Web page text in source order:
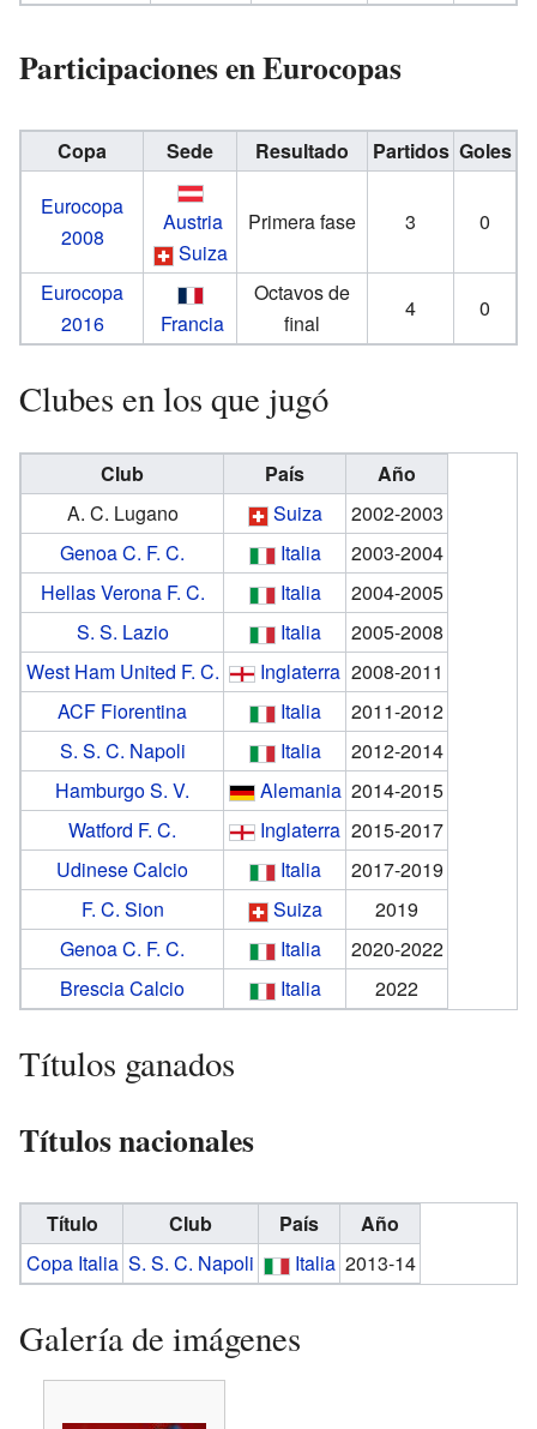
Participaciones en Eurocopas
Copa Sede Resultado Partidos Goles
Eurocopa
2008
Austria
Suiza
Primera fase 3 0
Eurocopa
2016
Francia
Octavos de
final
4 0
Clubes en los que jugó
Club País
Año
A. C. Lugano
Suiza
2002-2003
Genoa C. F. C.
Italia
2003-2004
Hellas Verona F. C.
Italia
2004-2005
S. S. Lazio
Italia
2005-2008
West Ham United F. C.
Inglaterra 2008-2011
ACF Fiorentina
Italia
2011-2012
S. S. C. Napoli
Italia
2012-2014
Hamburgo S. V.
Alemania 2014-2015
Watford F. C.
Inglaterra 2015-2017
Udinese Calcio
Italia
2017-2019
F. C. Sion
Suiza
2019
Genoa C. F. C.
Italia
2020-2022
Brescia Calcio
Italia 2022
Títulos ganados
Títulos nacionales
Título Club País
Año
Copa Italia S. S. C. Napoli Italia 2013-14
Galería de imágenes